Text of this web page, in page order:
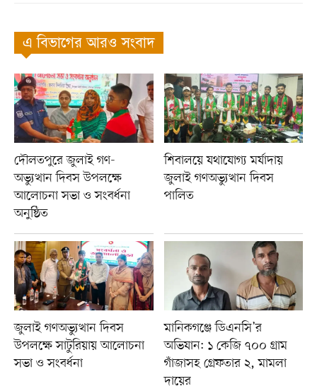
এ বিভাগের আরও সংবাদ
দৌলতপুরে জুলাই গণ-
অভ্যুত্থান দিবস উপলক্ষে
আলোচনা সভা ও সংবর্ধনা
অনুষ্ঠিত
শিবালয়ে যথাযোগ্য মর্যাদায়
জুলাই গণঅভ্যুত্থান দিবস
পালিত
জুলাই গণঅভ্যুত্থান দিবস
উপলক্ষে সাটুরিয়ায় আলোচনা
সভা ও সংবর্ধনা
মানিকগঞ্জে ডিএনসি’র
অভিযান: ১ কেজি ৭০০ গ্রাম
গাঁজাসহ গ্রেফতার ২, মামলা
দায়ের